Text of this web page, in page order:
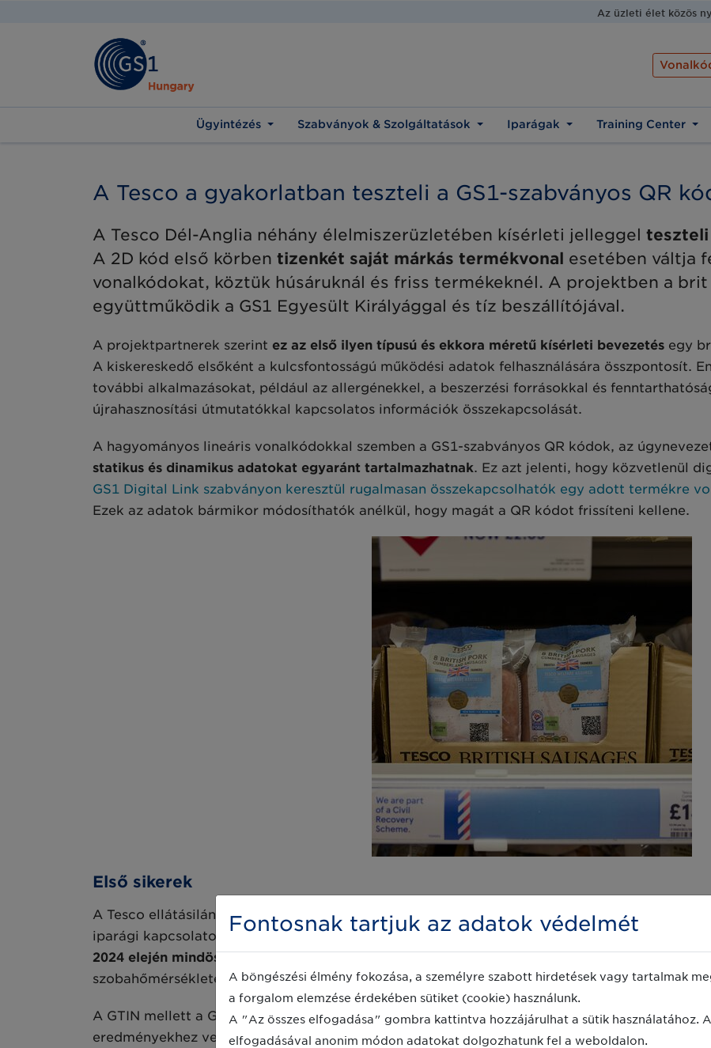
Az üzleti élet közös
Ügyintézés Szabványok & Szolgáltatások Iparágak Training Center
A Tesco a gyakorlatban teszteli a GS1-szabványos QR
A Tesco Dél-Anglia néhány élelmiszerüzletében kísérleti jelleggel teszteli
A 2D kód első körben tizenkét saját márkás termékvonal esetében váltja
vonalkódokat, köztük húsáruknál és friss termékeknél. A projektben a
együttműködik a GS1 Egyesült Királyággal és tíz beszállítójával.
A projektpartnerek szerint ez az első ilyen típusú és ekkora méretű kísérleti bevezetés egy
A kiskereskedő elsőként a kulcsfontosságú működési adatok felhasználására összpontosít.
további alkalmazásokat, például az allergénekkel, a beszerzési forrásokkal és
újrahasznosítási útmutatókkal kapcsolatos információk összekapcsolását.
A hagyományos lineáris vonalkódokkal szemben a GS1-szabványos QR kódok, az
statikus és dinamikus adatokat egyaránt tartalmazhatnak. Ez azt jelenti, hogy közvetlenül
GS1 Digital Link szabványon keresztül rugalmasan összekapcsolhatók egy adott termékre
Ezek az adatok bármikor módosíthatók anélkül, hogy magát a QR kódot frissíteni kellene.
Első sikerek
A Tesco ellátásilánc-fejlesztési és -változáskezelési igazgatója, Isabela De Pedro, valamint
iparági kapcsolatokért felelős igazgatója a londoni Retail Technology Show 2025
2024 elején mindössze két saját márkás termékkel indult, azóta pedig tizenkét
szobahőmérsékleten tárolható kategóriákban.
A GTIN mellett a GS1 QR kódok tételszámokat és minőségmegőrzési dátumokat is
eredményekhez vezetett, magyarázza Isabela De Pedro:„Most már nemcsak azt tudjuk
Fontosnak tartjuk az adatok védelmét
A böngészési élmény fokozása, a személyre szabott hirdetések vagy tartalmak
a forgalom elemzése érdekében sütiket (cookie) használunk.
A "Az összes elfogadása" gombra kattintva hozzájárulhat a sütik használatához.
elfogadásával anonim módon adatokat dolgozhatunk fel a weboldalon.